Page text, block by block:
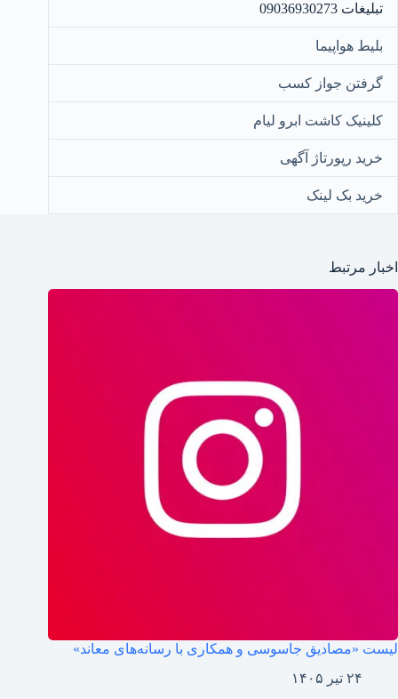
تبلیغات 09036930273
بلیط هواپیما
گرفتن جواز کسب
کلینیک کاشت ابرو لیام
خرید رپورتاژ آگهی
خرید بک لینک
اخبار مرتبط
لیست «مصادیق جاسوسی و همکاری با رسانه‌های معاند»
۲۴ تیر ۱۴۰۵